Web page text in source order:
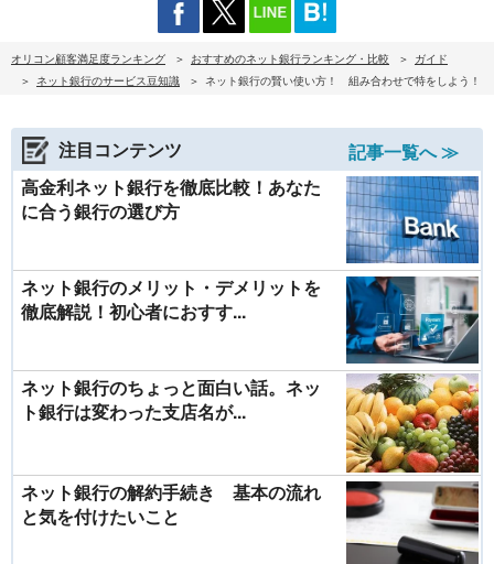
オリコン顧客満足度ランキング おすすめのネット銀行ランキング・比較
ガイド
ネット銀行のサービス豆知識
ネット銀行の賢い使い方！ 組み合わせで特をしよう！
注目コンテンツ
記事一覧へ ≫
高金利ネット銀行を徹底比較！あなた
に合う銀行の選び方
ネット銀行のメリット・デメリットを
徹底解説！初心者におすす...
ネット銀行のちょっと面白い話。ネッ
ト銀行は変わった支店名が...
ネット銀行の解約手続き 基本の流れ
と気を付けたいこと